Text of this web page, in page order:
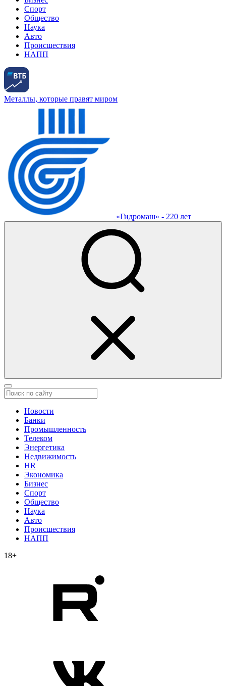
Спорт
Общество
Наука
Авто
Происшествия
НАПП
Металлы, которые правят миром
«Гидромаш» - 220 лет
Новости
Банки
Промышленность
Телеком
Энергетика
Недвижимость
HR
Экономика
Бизнес
Спорт
Общество
Наука
Авто
Происшествия
НАПП
18+